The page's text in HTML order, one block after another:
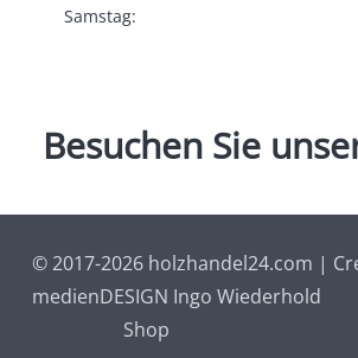
Samstag:
Besuchen Sie
© 2017-2026 holzhandel24.com |
medienDESIGN Ingo Wiederhold
Shop